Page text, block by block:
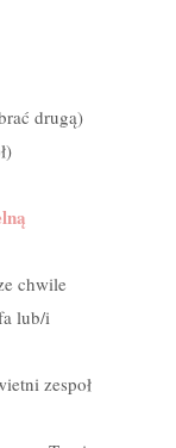
drugą)
chwile
lub/i
zespoł